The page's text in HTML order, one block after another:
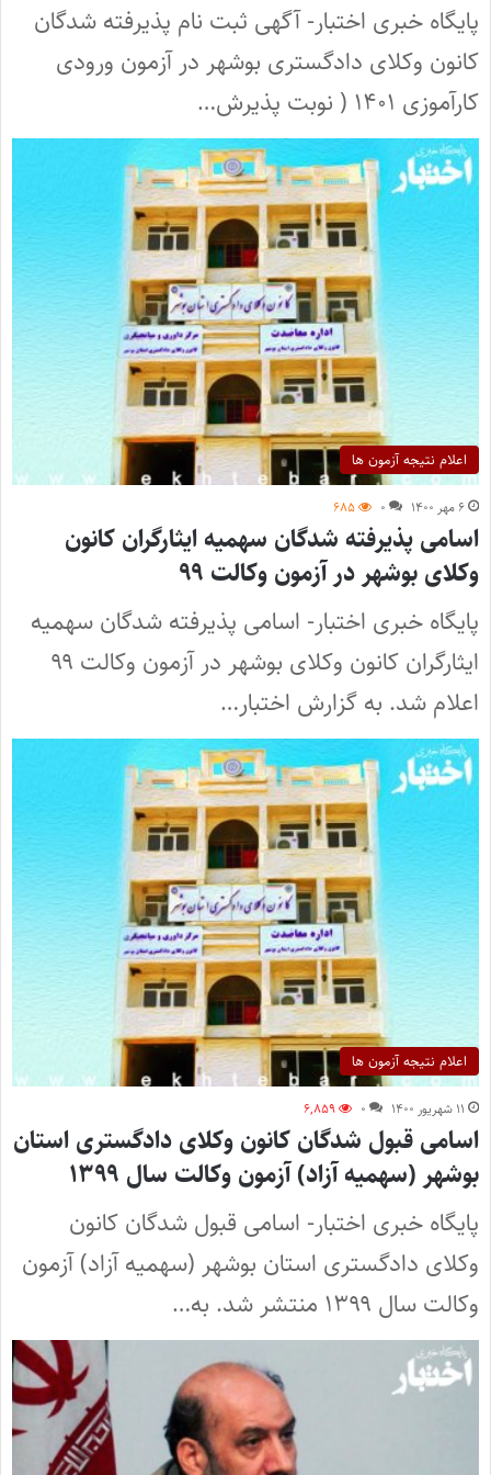
پایگاه خبری اختبار- آگهی ثبت نام پذیرفته شدگان
کانون وکلای دادگستری بوشهر در آزمون ورودی
کارآموزی ۱۴۰۱ ( نوبت پذیرش…
اعلام نتیجه آزمون ها
۶ مهر ۱۴۰۰ ۰ ۶۸۵
اسامی پذیرفته شدگان سهمیه ایثارگران کانون
وکلای بوشهر در آزمون وکالت ۹۹
پایگاه خبری اختبار- اسامی پذیرفته شدگان سهمیه
ایثارگران کانون وکلای بوشهر در آزمون وکالت ۹۹
اعلام شد. به گزارش اختبار…
اعلام نتیجه آزمون ها
۱۱ شهریور ۱۴۰۰ ۰ ۶,۸۵۹
اسامی قبول شدگان کانون وکلای دادگستری استان
بوشهر (سهمیه آزاد) آزمون وکالت سال ۱۳۹۹
پایگاه خبری اختبار- اسامی قبول شدگان کانون
وکلای دادگستری استان بوشهر (سهمیه آزاد) آزمون
وکالت سال ۱۳۹۹ منتشر شد. به…